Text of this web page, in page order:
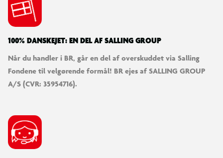
100% DANSKEJET: EN DEL AF SALLING GROUP
Når du handler i BR, går en del af overskuddet via Salling
Fondene til velgørende formål! BR ejes af SALLING GROUP
A/S (CVR: 35954716).